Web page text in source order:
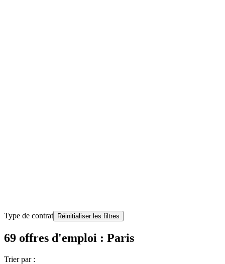
Type de contrat Réinitialiser les filtres
69 offres d'emploi : Paris
Trier par :